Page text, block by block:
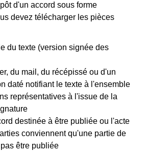
d'un accord sous forme
devez télécharger les pièces
du texte (version signée des
du mail, du récépissé ou d'un
daté notifiant le texte à l'ensemble
représentatives à l'issue de la
destinée à être publiée ou l'acte
conviennent qu'une partie de
être publiée